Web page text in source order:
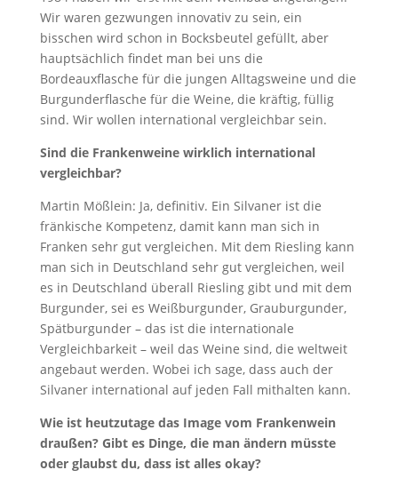
Wir waren gezwungen innovativ zu sein, ein
bisschen wird schon in Bocksbeutel gefüllt, aber
hauptsächlich findet man bei uns die
Bordeauxflasche für die jungen Alltagsweine und die
Burgunderflasche für die Weine, die kräftig, füllig
sind. Wir wollen international vergleichbar sein.
Sind die Frankenweine wirklich international
vergleichbar?
Martin Mößlein: Ja, definitiv. Ein Silvaner ist die
fränkische Kompetenz, damit kann man sich in
Franken sehr gut vergleichen. Mit dem Riesling kann
man sich in Deutschland sehr gut vergleichen, weil
es in Deutschland überall Riesling gibt und mit dem
Burgunder, sei es Weißburgunder, Grauburgunder,
Spätburgunder – das ist die internationale
Vergleichbarkeit – weil das Weine sind, die weltweit
angebaut werden. Wobei ich sage, dass auch der
Silvaner international auf jeden Fall mithalten kann.
Wie ist heutzutage das Image vom Frankenwein
draußen? Gibt es Dinge, die man ändern müsste
oder glaubst du, dass ist alles okay?